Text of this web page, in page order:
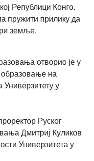
Републици Конго.
пружити прилику да
земље.
отворио је у
образовање на
Универзитету у
Руског
Дмитриј Куликов
Универзитета у